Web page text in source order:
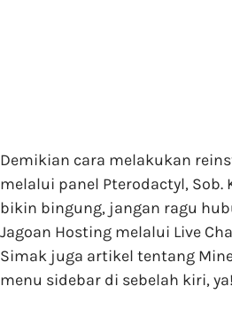
Demikian cara melakukan
melalui panel Pterodactyl, Sob.
bikin bingung, jangan ragu
Jagoan Hosting melalui Live
Simak juga artikel tentang
menu sidebar di sebelah kiri, ya!